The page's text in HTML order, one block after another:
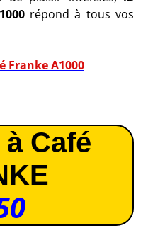
répond à tous vos
Franke A1000
Café